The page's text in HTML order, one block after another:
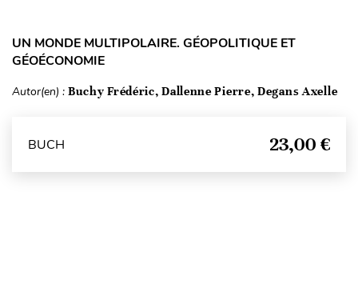
UN MONDE MULTIPOLAIRE. GÉOPOLITIQUE ET
GÉOÉCONOMIE
Autor(en) : Buchy Frédéric, Dallenne Pierre, Degans Axelle
BUCH 23,00 €